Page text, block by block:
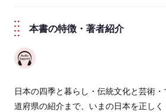
本書の特徴・著者紹介
日本の四季と暮らし・伝統文化と芸術
道府県の紹介まで、いまの日本を正し